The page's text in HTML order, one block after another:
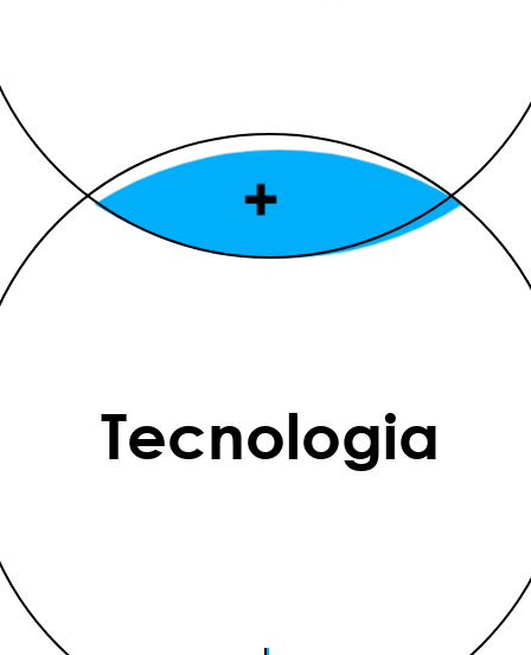
Tecnologia